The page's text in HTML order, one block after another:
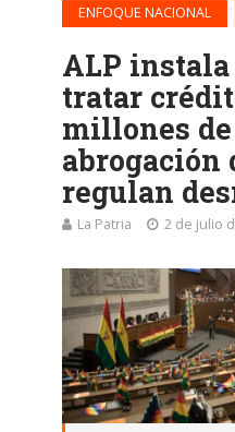
ENFOQUE NACIONAL
ALP
tratar
millones
abrogación
regulan
La Patria 2 de julio